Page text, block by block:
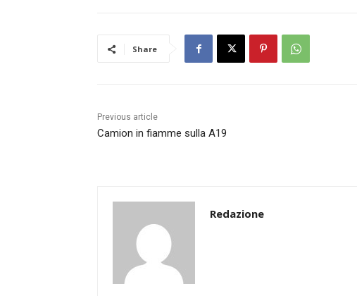
Share
Previous article
Camion in fiamme sulla A19
Redazione